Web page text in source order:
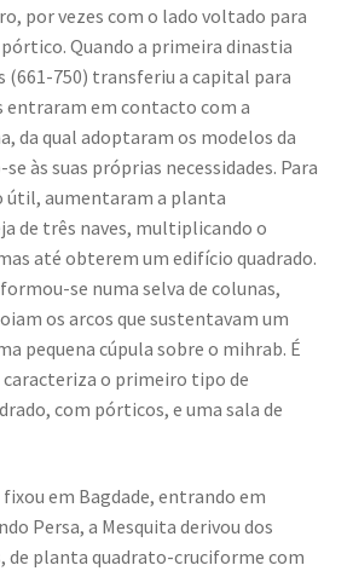
por vezes com o lado voltado para
Quando a primeira dinastia
(661-750) transferiu a capital para
entraram em contacto com a
da qual adoptaram os modelos da
às suas próprias necessidades. Para
útil, aumentaram a planta
de três naves, multiplicando o
até obterem um edifício quadrado.
se numa selva de colunas,
os arcos que sustentavam um
pequena cúpula sobre o mihrab. É
caracteriza o primeiro tipo de
com pórticos, e uma sala de
em Bagdade, entrando em
Persa, a Mesquita derivou dos
de planta quadrato-cruciforme com